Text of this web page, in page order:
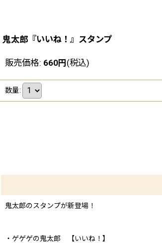
鬼太郎『いいね！』スタンプ
販売価格: 660円(税込)
数量:
鬼太郎のスタンプが新登場！
・ゲゲゲの鬼太郎 【いいね！】